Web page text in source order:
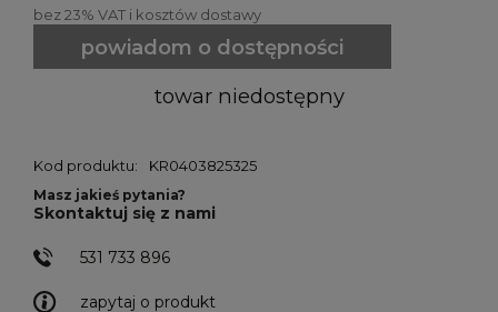
bez 23% VAT i kosztów dostawy
powiadom o dostępności
towar niedostępny
Kod produktu: KR0403825325
zapytaj o produkt
Masz jakieś pytania?
Skontaktuj się z nami
531 733 896